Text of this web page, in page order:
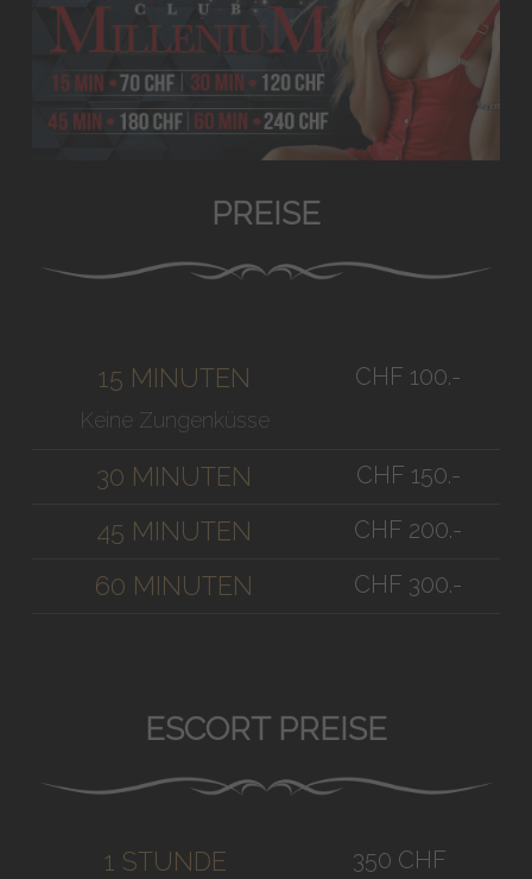
PREISE
15 MINUTEN
Keine Zungenküsse
CHF 100.-
30 MINUTEN CHF 150.-
45 MINUTEN CHF 200.-
60 MINUTEN CHF 300.-
ESCORT PREISE
1 STUNDE 350 CHF